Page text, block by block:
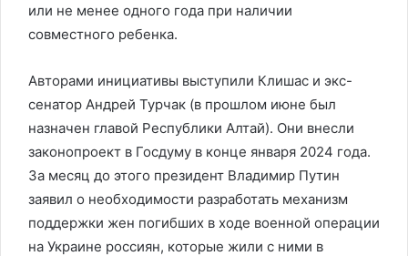
или не менее одного года при наличии
совместного ребенка.
Авторами инициативы выступили Клишас и экс-
сенатор Андрей Турчак (в прошлом июне был
назначен главой Республики Алтай). Они внесли
законопроект в Госдуму в конце января 2024 года.
За месяц до этого президент Владимир Путин
заявил о необходимости разработать механизм
поддержки жен погибших в ходе военной операции
на Украине россиян, которые жили с ними в